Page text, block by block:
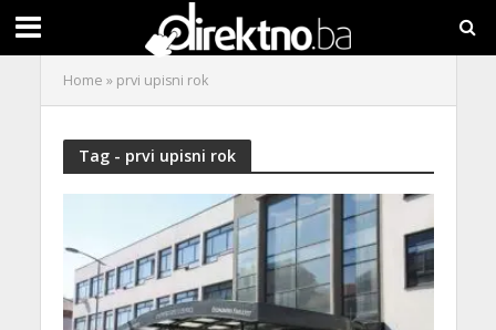
Home » prvi upisni rok
Tag - prvi upisni rok